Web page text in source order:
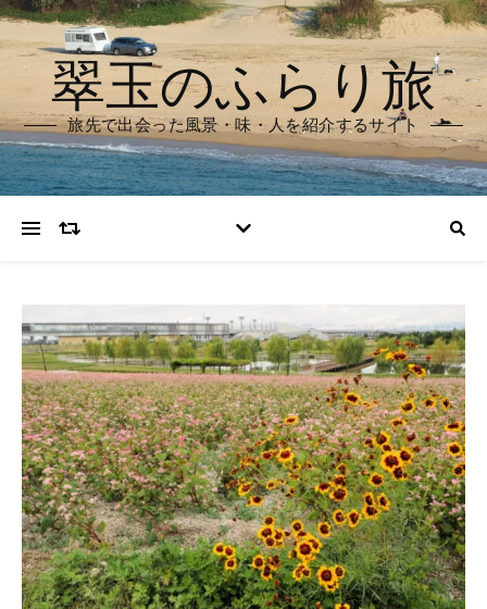
翠玉のふらり旅
旅先で出会った風景・味・人を紹介するサイト